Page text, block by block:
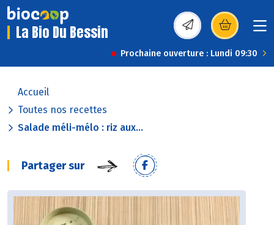
La Bio Du Bessin (s’ouvre dans une
Prochaine ouverture : Lundi 09:30
Accueil
Toutes nos recettes
Salade méli-mélo : riz aux...
Partager sur